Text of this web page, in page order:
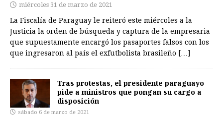
miércoles 31 de marzo de 2021
La Fiscalía de Paraguay le reiteró este miércoles a la
Justicia la orden de búsqueda y captura de la empresaria
que supuestamente encargó los pasaportes falsos con los
que ingresaron al país el exfutbolista brasileño […]
Tras protestas, el presidente paraguayo
pide a ministros que pongan su cargo a
disposición
sábado 6 de marzo de 2021